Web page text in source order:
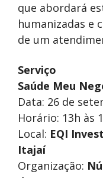
que abordará
humanizadas e
de um
Serviço
Saúde Meu
Data: 26 de
Horário: 13h às
Local: EQI
Itajaí
Organização: